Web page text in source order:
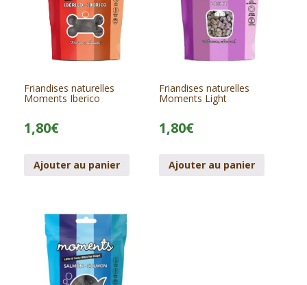
Friandises naturelles
Moments Iberico
1,80€
Ajouter au panier
Friandises naturelles
Moments Light
1,80€
Ajouter au panier